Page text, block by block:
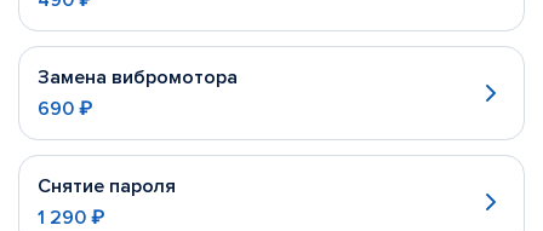
Замена вибромотора
690 ₽
Снятие пароля
1 290 ₽